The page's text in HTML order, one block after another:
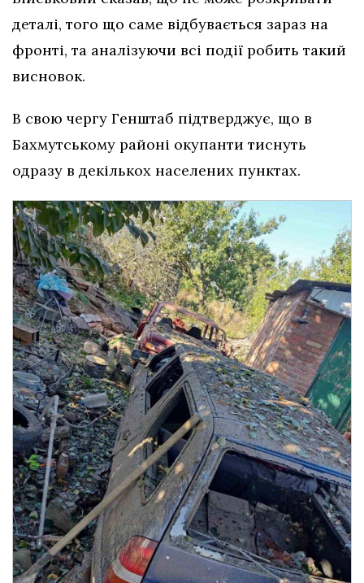
деталі, того що саме відбувається зараз на
фронті, та аналізуючи всі події робить такий
висновок.
В свою чергу Генштаб підтверджує, що в
Бахмутському районі окупанти тиснуть
одразу в декількох населених пунктах.